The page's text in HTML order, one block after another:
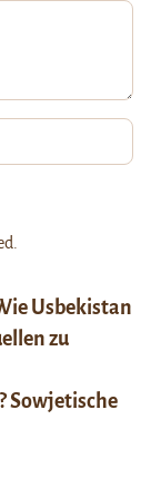
Usbekistan
zu
Sowjetische